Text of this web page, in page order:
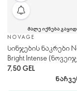
ᲛᲐᲚᲔ ᲘᲥᲜᲔᲑᲐ
NOVAGE
სინჯების ნაკრები
Bright Intense
ინთენს)
7,50 GEL